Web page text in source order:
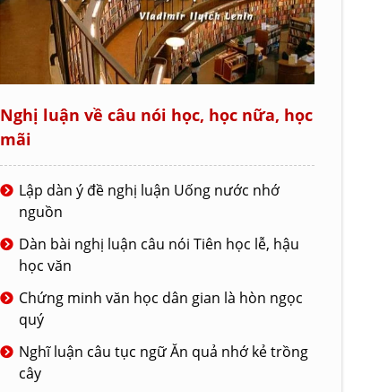
Nghị luận về câu nói học, học nữa, học
mãi
Lập dàn ý đề nghị luận Uống nước nhớ
nguồn
Dàn bài nghị luận câu nói Tiên học lễ, hậu
học văn
Chứng minh văn học dân gian là hòn ngọc
quý
Nghĩ luận câu tục ngữ Ăn quả nhớ kẻ trồng
cây